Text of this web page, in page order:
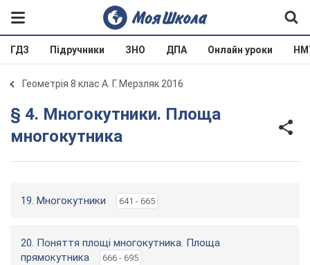
ГДЗ Підручники ЗНО ДПА Онлайн уроки
Геометрія 8 клас А. Г. Мерзляк 2016
§ 4. Многокутники. Площа
многокутника
19. Многокутники 641 - 665
20. Поняття площі многокутника. Площа
прямокутника
666 - 695